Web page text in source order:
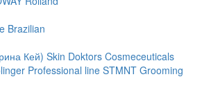
Brazilian
Кей) Skin Doktors Cosmeceuticals
Professional line STMNT Grooming